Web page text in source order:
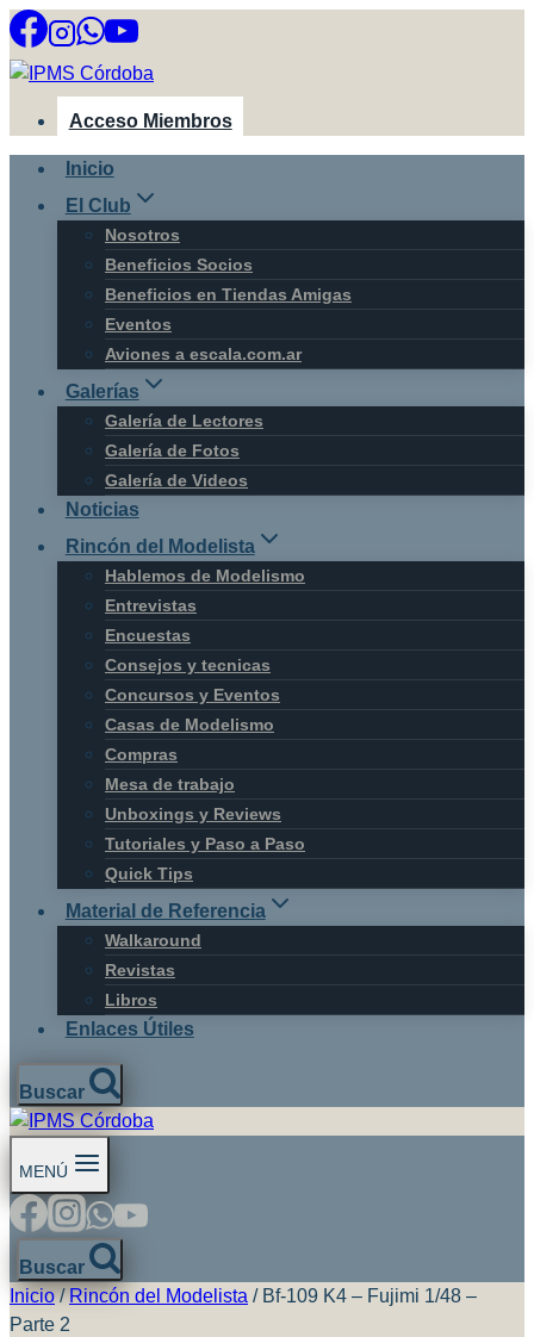
Saltar
al
contenido
Acceso Miembros
Inicio
El Club
Nosotros
Beneficios Socios
Beneficios en Tiendas Amigas
Eventos
Aviones a escala.com.ar
Galerías
Galería de Lectores
Galería de Fotos
Galería de Videos
Noticias
Rincón del Modelista
Hablemos de Modelismo
Entrevistas
Encuestas
Consejos y tecnicas
Concursos y Eventos
Casas de Modelismo
Compras
Mesa de trabajo
Unboxings y Reviews
Tutoriales y Paso a Paso
Quick Tips
Material de Referencia
Walkaround
Revistas
Libros
Enlaces Útiles
Buscar
MENÚ
Buscar
Inicio / Rincón del Modelista / Bf-109 K4 – Fujimi 1/48 –
Parte 2